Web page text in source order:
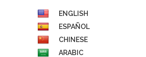
ENGLISH
ESPAÑOL
CHINESE
ARABIC